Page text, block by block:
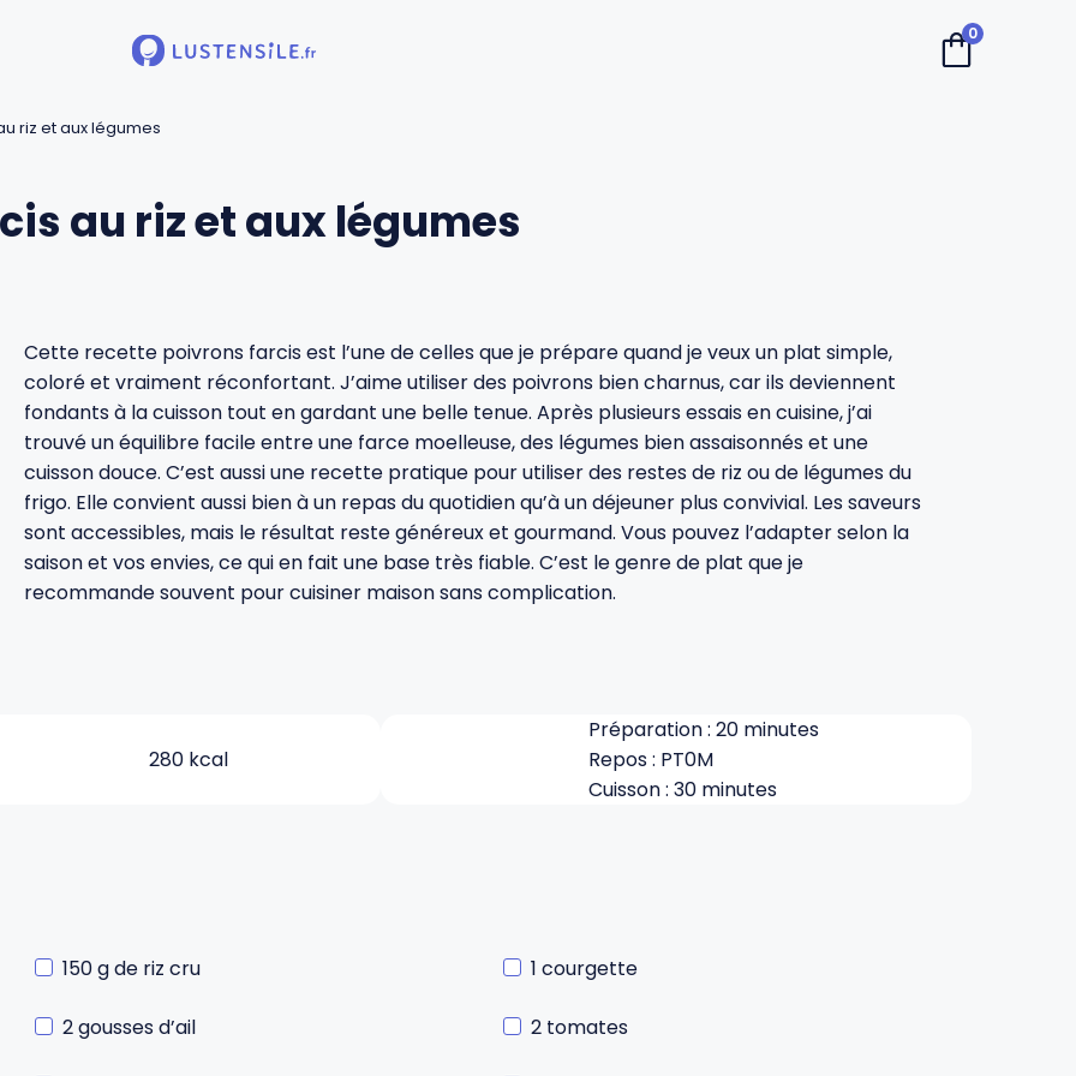
0
riz et aux légumes
au riz et aux légumes
Cette recette poivrons farcis est l’une de celles que je prépare quand je veux un plat simple,
coloré et vraiment réconfortant. J’aime utiliser des poivrons bien charnus, car ils deviennent
fondants à la cuisson tout en gardant une belle tenue. Après plusieurs essais en cuisine, j’ai
trouvé un équilibre facile entre une farce moelleuse, des légumes bien assaisonnés et une
cuisson douce. C’est aussi une recette pratique pour utiliser des restes de riz ou de légumes du
frigo. Elle convient aussi bien à un repas du quotidien qu’à un déjeuner plus convivial. Les saveurs
sont accessibles, mais le résultat reste généreux et gourmand. Vous pouvez l’adapter selon la
saison et vos envies, ce qui en fait une base très fiable. C’est le genre de plat que je
recommande souvent pour cuisiner maison sans complication.
280 kcal
Préparation : 20 minutes
Repos : PT0M
Cuisson : 30 minutes
150 g de riz cru 1 courgette
2 gousses d’ail 2 tomates